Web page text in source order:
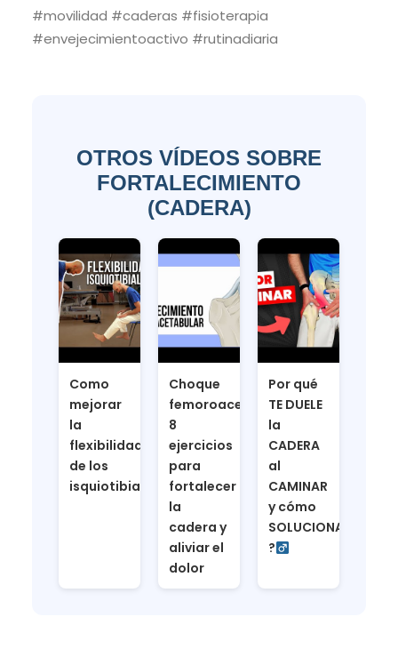
#movilidad #caderas #fisioterapia
#envejecimientoactivo #rutinadiaria
OTROS VÍDEOS SOBRE
FORTALECIMIENTO
(CADERA)
Como
mejorar
la
flexibilidad
de los
isquiotibiales
Choque
femoroacetabular,
8
ejercicios
para
fortalecer
la
cadera y
aliviar el
dolor
Por qué
TE DUELE
la
CADERA
al
CAMINAR
y cómo
SOLUCIONARLO
?‍